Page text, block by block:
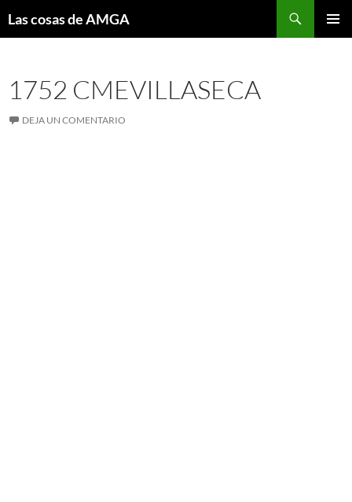
Las cosas de AMGA
1752 CMEVILLASECA
DEJA UN COMENTARIO